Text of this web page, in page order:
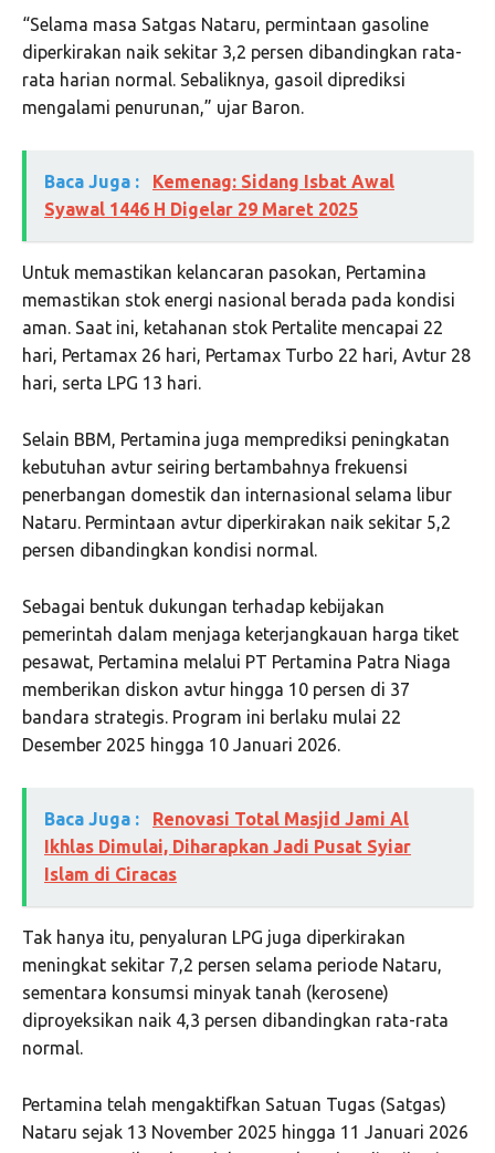
“Selama masa Satgas Nataru, permintaan gasoline
diperkirakan naik sekitar 3,2 persen dibandingkan rata-
rata harian normal. Sebaliknya, gasoil diprediksi
mengalami penurunan,” ujar Baron.
Baca Juga :
Kemenag: Sidang Isbat Awal
Syawal 1446 H Digelar 29 Maret 2025
Untuk memastikan kelancaran pasokan, Pertamina
memastikan stok energi nasional berada pada kondisi
aman. Saat ini, ketahanan stok Pertalite mencapai 22
hari, Pertamax 26 hari, Pertamax Turbo 22 hari, Avtur 28
hari, serta LPG 13 hari.
Selain BBM, Pertamina juga memprediksi peningkatan
kebutuhan avtur seiring bertambahnya frekuensi
penerbangan domestik dan internasional selama libur
Nataru. Permintaan avtur diperkirakan naik sekitar 5,2
persen dibandingkan kondisi normal.
Sebagai bentuk dukungan terhadap kebijakan
pemerintah dalam menjaga keterjangkauan harga tiket
pesawat, Pertamina melalui PT Pertamina Patra Niaga
memberikan diskon avtur hingga 10 persen di 37
bandara strategis. Program ini berlaku mulai 22
Desember 2025 hingga 10 Januari 2026.
Baca Juga :
Renovasi Total Masjid Jami Al
Ikhlas Dimulai, Diharapkan Jadi Pusat Syiar
Islam di Ciracas
Tak hanya itu, penyaluran LPG juga diperkirakan
meningkat sekitar 7,2 persen selama periode Nataru,
sementara konsumsi minyak tanah (kerosene)
diproyeksikan naik 4,3 persen dibandingkan rata-rata
normal.
Pertamina telah mengaktifkan Satuan Tugas (Satgas)
Nataru sejak 13 November 2025 hingga 11 Januari 2026